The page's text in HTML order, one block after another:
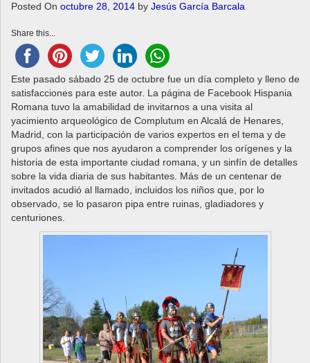
t
i
n
Posted On octubre 28, 2014 by Jesús García Barcala
Share this...
Este pasado sábado 25 de octubre fue un día completo y lleno de
satisfacciones para este autor. La página de Facebook Hispania
Romana tuvo la amabilidad de invitarnos a una visita al
yacimiento arqueológico de Complutum en Alcalá de Henares,
Madrid, con la participación de varios expertos en el tema y de
grupos afines que nos ayudaron a comprender los orígenes y la
historia de esta importante ciudad romana, y un sinfín de detalles
sobre la vida diaria de sus habitantes. Más de un centenar de
invitados acudió al llamado, incluidos los niños que, por lo
observado, se lo pasaron pipa entre ruinas, gladiadores y
centuriones.